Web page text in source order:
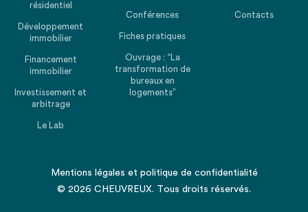
résidentiel
Développement
immobilier
Financement
immobilier
Investissement et
arbitrage
Le Lab
Conférences
Fiches pratiques
Ouvrage : “La
transformation de
bureaux en
logements”
Contacts
Mentions légales et politique de confidentialité
© 2026 CHEUVREUX. Tous droits réservés.